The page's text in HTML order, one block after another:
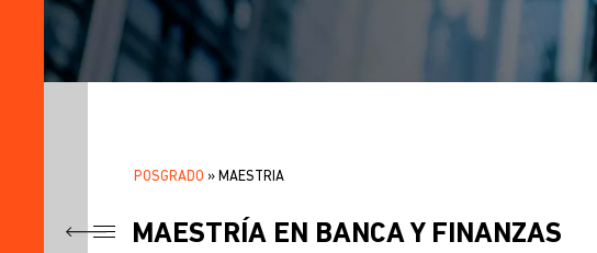
TÍTULO
.SOBRESCRIBIR
ENLACES
POSGRADO MAESTRIA
MAESTRÍA EN BANCA Y FINANZAS